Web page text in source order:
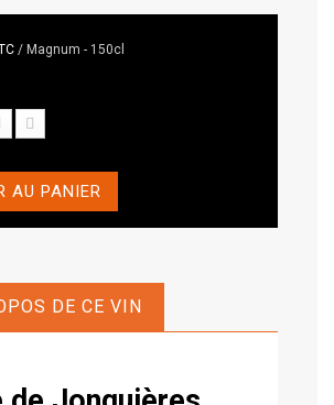
/ Magnum - 150cl
AU PANIER
DE CE VIN